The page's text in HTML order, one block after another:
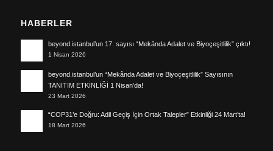
HABERLER
beyond.istanbul’un 17. sayısı “Mekânda Adalet ve Biyoçeşitlilik” çıktı!
1 Nisan 2026
beyond.istanbul’un “Mekânda Adalet ve Biyoçeşitlilik” Sayısının
TANITIM ETKİNLİĞİ 1 Nisan’da!
23 Mart 2026
“COP31’e Doğru: Adil Geçiş İçin Ortak Talepler” Etkinliği 24 Mart’ta!
18 Mart 2026